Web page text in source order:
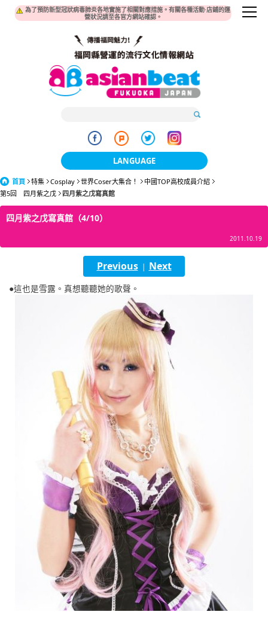
為了預防新型冠狀病毒肺炎各地實施了相關對應措施。有關各種活動·店鋪的運
營狀況請至各官方網站確認。
LANGUAGE
日本語
한국어
繁體中文
English
ภาษาไทย
tiéng Viêt
Bahasa Indonesia
首頁 特集 Cosplay 世界Coser大集合！
中國TOP高校成員介紹
第5回 四月紫之戊
四月紫之戊寫真館
四月紫之戊寫真館（4/10）
2011.10.19
Previous| Next
●這也是雪露。真想聽聽她的歌聲。